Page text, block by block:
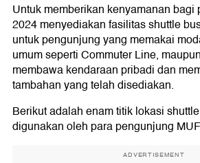
Untuk memberikan kenyamanan bagi
2024 menyediakan fasilitas shuttle
untuk pengunjung yang memakai
umum seperti Commuter Line,
membawa kendaraan pribadi dan
tambahan yang telah disediakan.
Berikut adalah enam titik lokasi
digunakan oleh para pengunjung
ADVERTISEMENT